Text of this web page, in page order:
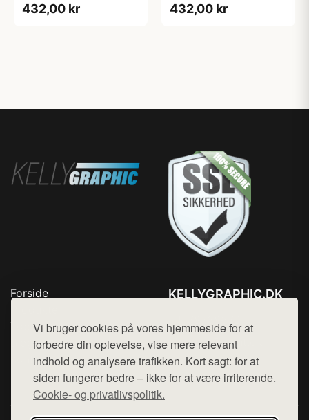
Vi bruger cookies på vores hjemmeside for at
forbedre din oplevelse, vise mere relevant
indhold og analysere trafikken. Kort sagt: for at
siden fungerer bedre – ikke for at være irriterende.
Cookie- og privatlivspolitik.
2XL
432,00 kr
L
432,00 kr
Forside
Top Rabatter
Blog
Kontakt
KELLYGRAPHIC.DK
Mail: hej@want.dk
Cookie- og privatlivspolitik